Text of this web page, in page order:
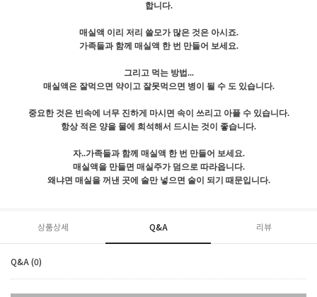
합니다.
매실액 이리 저리 쓸모가 많은 것은 아시죠.
가족들과 함께 매실액 한 번 만들어 보세요.
그리고 먹는 방법...
매실액은 잘먹으면 약이고 잘못먹으면 병이 될 수 도 있습니다.
중요한 것은 빈속에 너무 진하게 마시면 속이 쓰리고 아플 수 있습니다.
항상 적은 양을 물에 희석해서 드시는 것이 좋습니다.
자..가족들과 함께 매실액 한 번 만들어 보세요.
매실액을 만들면 매실주가 덤으로 따라옵니다.
왜냐면 매실을 꺼낸 곳에 술만 넣으면 술이 되기 때문입니다.
상품상세 Q&A 리뷰
Q&A (0)